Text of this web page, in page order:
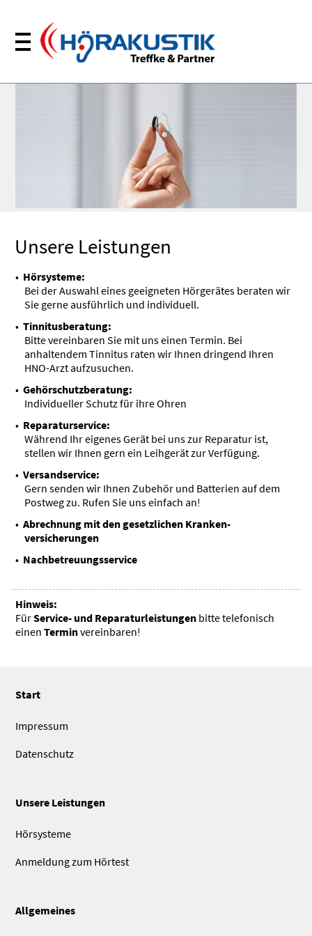
Unsere Leistungen
Hörsysteme:
Bei der Auswahl eines geeigneten Hörgerätes beraten wir
Sie gerne ausführlich und individuell.
Tinnitus­beratung:
Bitte vereinbaren Sie mit uns einen Termin. Bei
anhaltendem Tinnitus raten wir Ihnen dringend Ihren
HNO-Arzt aufzusuchen.
Gehörschutz­beratung:
Individueller Schutz für ihre Ohren
Reparatur­service:
Während Ihr eigenes Gerät bei uns zur Reparatur ist,
stellen wir Ihnen gern ein Leihgerät zur Verfügung.
Versand­service:
Gern senden wir Ihnen Zubehör und Batterien auf dem
Postweg zu. Rufen Sie uns einfach an!
Abrechnung mit den gesetzlichen Kranken­
versicherungen
Nachbetreuungs­service
Hinweis:
FürService- und Reparaturleistungen bitte telefonisch
einenTerminvereinbaren!
Start
Impressum
Datenschutz
Unsere Leistungen
Hörsysteme
Anmeldung zum Hörtest
Allgemeines